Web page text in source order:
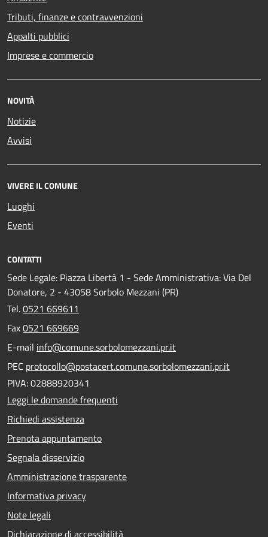
Tributi, finanze e contravvenzioni
Appalti pubblici
Imprese e commercio
NOVITÀ
Notizie
Avvisi
VIVERE IL COMUNE
Luoghi
Eventi
CONTATTI
Sede Legale: Piazza Libertà 1 - Sede Amministrativa: Via Del
Donatore, 2 - 43058 Sorbolo Mezzani (PR)
Tel.0521 669611
Fax0521 669669
E-mail info@comune.sorbolomezzani.pr.it
PEC protocollo@postacert.comune.sorbolomezzani.pr.it
PIVA: 02888920341
Leggi le domande frequenti
Richiedi assistenza
Prenota appuntamento
Segnala disservizio
Amministrazione trasparente
Informativa privacy
Note legali
Dichiarazione di accessibilità